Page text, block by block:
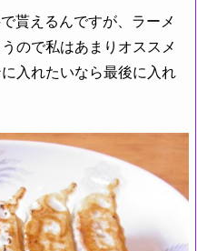
貰えるんですが、ラーメ
ので私はあまりオススメ
入れたいなら最後に入れ